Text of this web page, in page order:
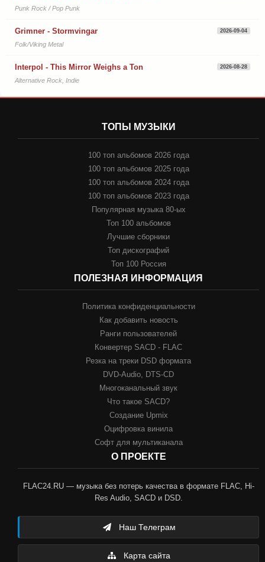
Punk Rock / Pop Punk
Grimner - Stormvingar 2026-09-04
Folk/Viking Metal
Interpol - This Mirror Weighs a Ton 2026-08-28
Alternative Rock, Indie
ТОПЫ МУЗЫКИ
100 топ альбомов 2026 года
100 топ альбомов 2025 года
100 топ альбомов 2024 года
100 топ альбомов 2023 года
Популярная музыка 80-ых
Топ 100 альбомов
Лучшие сборники
Топ дискографий
Топ 100 Россия
ПОЛЕЗНАЯ ИНФОРМАЦИЯ
Политика конфиденциальности
Как добавить новость
Ранги пользователей
Конвертер SACD - FLAC
Резка на треки DSD формата
DVD-Audio, DTS-CD
Многоканальный звук
Что такое SACD?
Создание Upmix
Оцифровка винила
Софт для мультиканала
О ПРОЕКТЕ
FLAC24.RU — музыка без потерь качества в формате FLAC, Hi-
Res Audio, SACD и DSD.
Наш Телеграм
Карта сайта